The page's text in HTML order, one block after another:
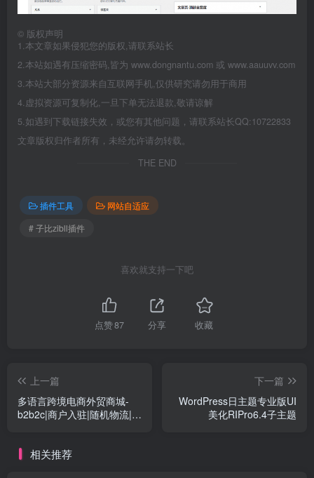
© 版权声明
1.本文章如果侵犯您的版权,请联系站长
2.本站如遇有压缩密码,皆为 www.dongnantu.com 或 www.aauuvv.com
3.本站大部分资源来自互联网手机,仅供研究请勿用于商用
4.虚拟资源可复制化,一旦下单无法退款,敬请谅解
5.如遇到下载链接失效，或您有其他问题，请联系站长QQ:10722833
文章版权归作者所有，未经允许请勿转载。
THE END
插件工具
网站自适应
# 子比zibll插件
喜欢就支持一下吧
点赞87 分享 收藏
上一篇
多语言跨境电商外贸商城-
b2b2c|商户入驻|随机物流|信
下一篇
WordPress日主题专业版UI
美化RIPro6.4子主题
相关推荐